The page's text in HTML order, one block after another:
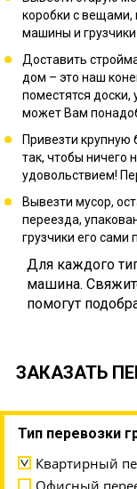
коробки с вещами,
машины и
Доставить
дом – это наш
поместятся доски,
может Вам
Привезти крупную
так, чтобы ничего
удовольствием!
Вывезти мусор,
переезда,
грузчики его сами
Для каждого
машина.
помогут
ЗАКАЗАТЬ
Тип перевозки
Квартирный
Офисный